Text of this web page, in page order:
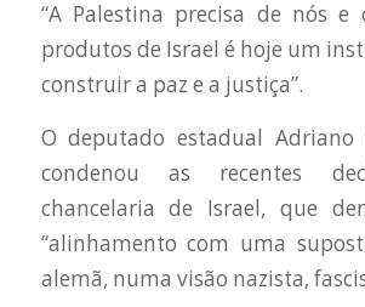
“A Palestina precisa de nós e
produtos de Israel é hoje um
construir a paz e a justiça”.
O deputado estadual Adriano
condenou as recentes
chancelaria de Israel, que
“alinhamento com uma
alemã, numa visão nazista,